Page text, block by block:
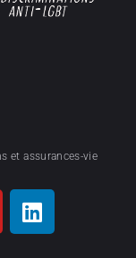
et assurances-vie